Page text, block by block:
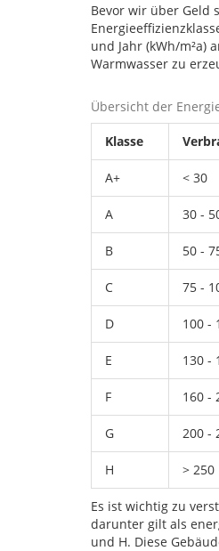
Bevor wir über Geld
und Jahr (kWh/m²a)
Warmwasser zu
Übersicht der
Klasse
A+ < 30
A 30 -
B 50 -
C 75 -
D 100 -
E 130 -
F 160 -
G 200 -
H > 250
Es ist wichtig zu
darunter gilt als
und H. Diese